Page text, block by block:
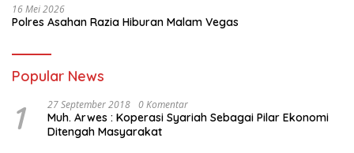
16 Mei 2026
Polres Asahan Razia Hiburan Malam Vegas
Popular News
1 27 September 2018 0 Komentar
Muh. Arwes : Koperasi Syariah Sebagai Pilar Ekonomi
Ditengah Masyarakat